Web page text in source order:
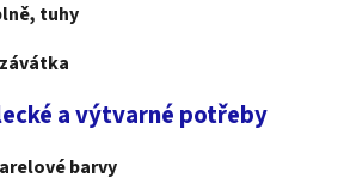
tuhy
a výtvarné potřeby
barvy